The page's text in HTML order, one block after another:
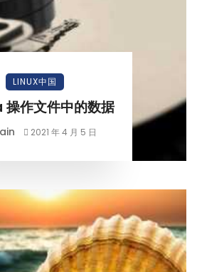
LINUX中国
操作文件中的数据
2021 年 4 月 5 日